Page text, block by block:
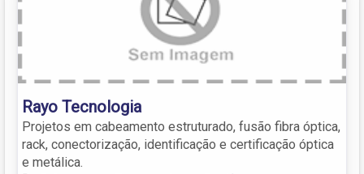
Rayo Tecnologia
Projetos em cabeamento estruturado, fusão fibra óptica,
rack, conectorização, identificação e certificação óptica
e metálica.